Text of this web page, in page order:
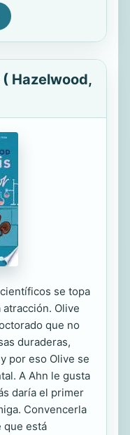
Hazelwood,
se topa
Olive
que no
duraderas,
por eso Olive se
A Ahn le gusta
daría el primer
Convencerla
que está